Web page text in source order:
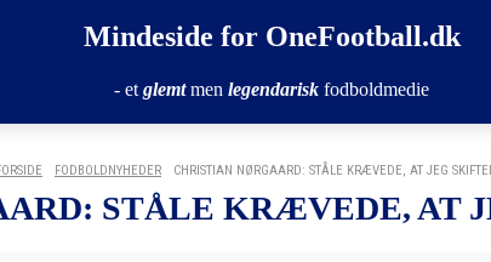
Mindeside for OneFootball.dk
- et glemtmen legendarisk fodboldmedie
FODBOLDNYHEDER CHRISTIAN NØRGAARD: STÅLE KRÆVEDE, AT JEG
STÅLE KRÆVEDE, AT